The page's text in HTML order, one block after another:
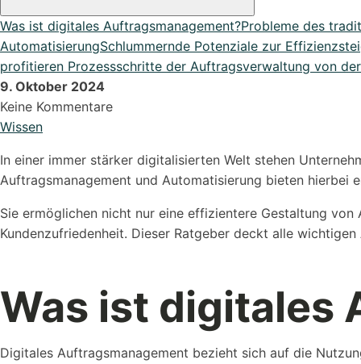
Alle Erweiterungen ansehen
Organisiere deine Aufträge in Überischtlichen Projekten
Eine klare Roadmap ist der Schlüssel, um innovative
Referenzen
Schauen Sie einen kleinen Auszug
unserer Referenzen an...
Was ist digitales Auftragsmanagement?Probleme des
AutomatisierungSchlummernde Potenziale zur
profitieren Prozessschritte der Auftragsverwaltung von
9. Oktober 2024
Keine Kommentare
Wissen
In einer immer stärker digitalisierten Welt stehen
Auftragsmanagement und Automatisierung bieten hierbei
Sie ermöglichen nicht nur eine effizientere Gestaltung von
Kundenzufriedenheit. Dieser Ratgeber deckt alle
Was ist digitales
Digitales Auftragsmanagement bezieht sich auf die